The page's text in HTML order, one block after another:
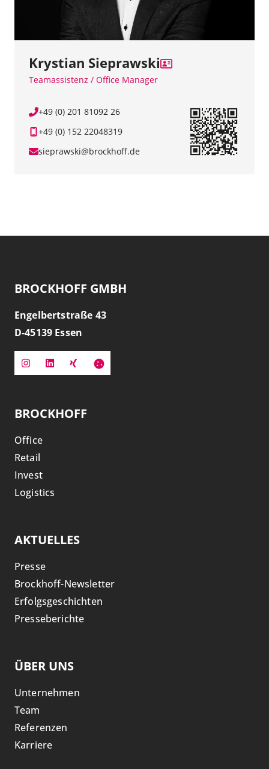
Krystian Sieprawski
Teamassistenz / Office Manager
+49 (0) 201 81092 26
+49 (0) 152 22048319
sieprawski@brockhoff.de
BROCKHOFF GMBH
Engelbertstraße 43
D-45139 Essen
BROCKHOFF
Office
Retail
Invest
Logistics
AKTUELLES
Presse
Brockhoff-Newsletter
Erfolgsgeschichten
Presseberichte
ÜBER UNS
Unternehmen
Team
Referenzen
Karriere